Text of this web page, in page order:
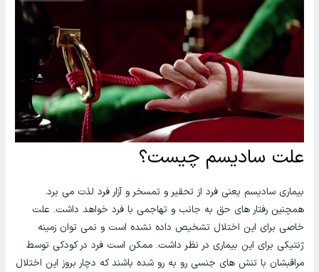
علت سادیسم چیست؟
بیماری سادیسم یعنی فرد از تحقیر و تمسخر و آزار فرد لذت می برد.
همچنین رفتار های حق به جانب و تهاجمی با فرد خواهد داشت. علت
خاصی برای این اختلال تشخیص داده نشده است و نمی توان زمینه
ژنتیکی برای این بیماری در نظر داشت. ممکن است فرد در کودکی توسط
مراقبشان با تنش های جنسی رو به رو شده باشند که دچار بروز این اختلال